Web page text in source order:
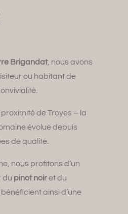
Brigandat, nous avons
ou habitant de
de Troyes – la
évolue depuis
de qualité.
nous profitons d’un
du pinot noiret du
ainsi d’une